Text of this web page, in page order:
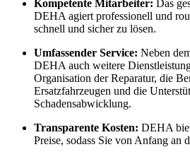
Kompetente Mitarbeiter: Das
DEHA agiert professionell und
schnell und sicher zu lösen.
Umfassender Service: Neben
DEHA auch weitere
Organisation der Reparatur, die
Ersatzfahrzeugen und die
Schadensabwicklung.
Transparente Kosten: DEHA
Preise, sodass Sie von Anfang an